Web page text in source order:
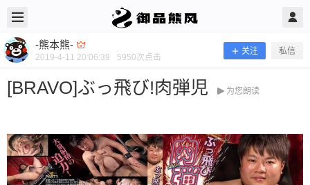
-熊本熊-
2019-4-11 20:06:39 5950次点击
关注 私信
[BRAVO]ぶっ飛び!肉弾児 为您朗读
-熊本熊- @ 御品熊风 2019/4/11